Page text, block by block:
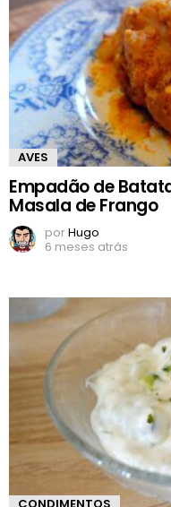
AVES
Empadão de
Masala de Frango
porHugo
6 meses atrás